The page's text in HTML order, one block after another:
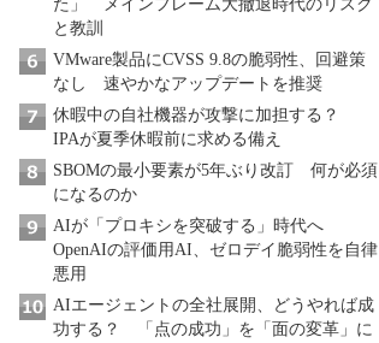
た」 メインフレーム大撤退時代のリスク
と教訓
VMware製品にCVSS 9.8の脆弱性、回避策
なし 速やかなアップデートを推奨
休暇中の自社機器が攻撃に加担する？
IPAが夏季休暇前に求める備え
SBOMの最小要素が5年ぶり改訂 何が必須
になるのか
AIが「プロキシを突破する」時代へ
OpenAIの評価用AI、ゼロデイ脆弱性を自律
悪用
AIエージェントの全社展開、どうやれば成
功する？ 「点の成功」を「面の変革」に